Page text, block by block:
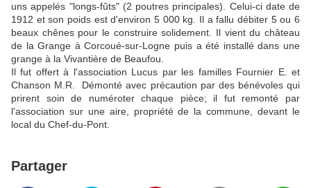
uns appelés "longs-fûts" (2 poutres principales). Celui-ci date de
1912 et son poids est d'environ 5 000 kg. Il a fallu débiter 5 ou 6
beaux chênes pour le construire solidement. Il vient du château
de la Grange à Corcoué-sur-Logne puis a été installé dans une
grange à la Vivantière de Beaufou.
Il fut offert à l'association Lucus par les familles Fournier E. et
Chanson M.R. Démonté avec précaution par des bénévoles qui
prirent soin de numéroter chaque pièce; il fut remonté par
l'association sur une aire, propriété de la commune, devant le
local du Chef-du-Pont.
Partager